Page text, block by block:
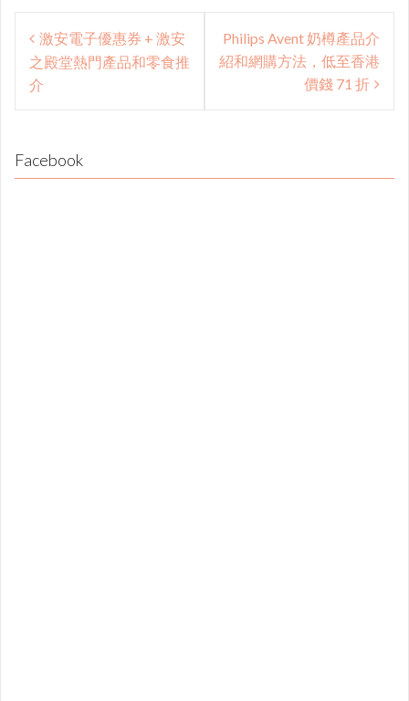
Post
navigation
激安電子優惠券 + 激安
之殿堂熱門產品和零食推
介
Philips Avent 奶樽產品介
紹和網購方法，低至香港
價錢 71 折
Facebook